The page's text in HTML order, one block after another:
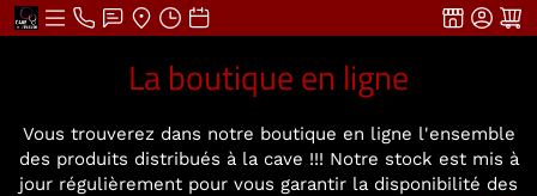
La boutique en ligne
Vous trouverez dans notre boutique en ligne l'ensemble
des produits distribués à la cave !!! Notre stock est mis à
jour régulièrement pour vous garantir la disponibilité des